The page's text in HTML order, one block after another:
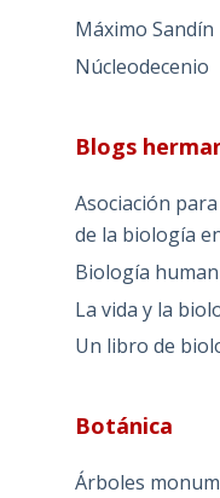
Máximo Sandín
Núcleodecenio
Blogs
Asociación
de la biología
Biología
La vida y la
Un libro de
Botánica
Árboles